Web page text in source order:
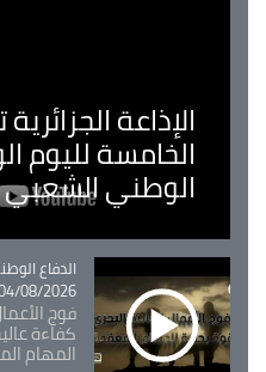
الإذاعة
الخامسة لليوم
الوطني الشعبي
Catégorie
الدفاع الوطني
04/08/2026 - 12:10
فوج
كفاءة
المهام